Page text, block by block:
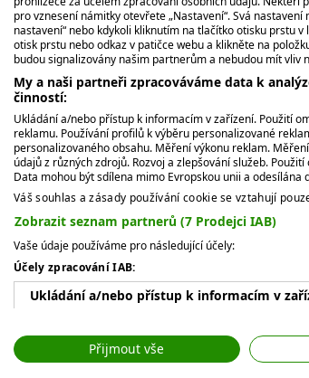
porotce z televizních
Oprávněnost investice se
Bondovi okouzlily čínskou
Peníze dělají peníze,
Dopadne stejně úspěšně i
The Irish
pro vznesení námitky otevřete „Nastavení“. Svá
nastavení“ nebo kdykoli kliknutím na tlačítko otisku prstu
otisk prstu nebo odkaz v patičce webu a klikněte na
budou signalizovány našim partnerům a nebudou mít vliv
My a naši partneři zpracováváme data k
činností:
Ukládání a/nebo přístup k informacím v zařízení. Použití
reklamu. Používání profilů k výběru personalizované
personalizovaného obsahu. Měření výkonu reklam.
údajů z různých zdrojů. Rozvoj a zlepšování služeb.
Data mohou být sdílena mimo Evropskou unii a odesílána
Váš souhlas a zásady používání cookie se vztahují
Zobrazit seznam partnerů (7 Prodejci IAB)
Vaše údaje používáme pro následující účely:
Účely zpracování IAB:
Ukládání a/nebo přístup k informacím v
Použití omezených údajů k výběru reklam
Přijmout vše